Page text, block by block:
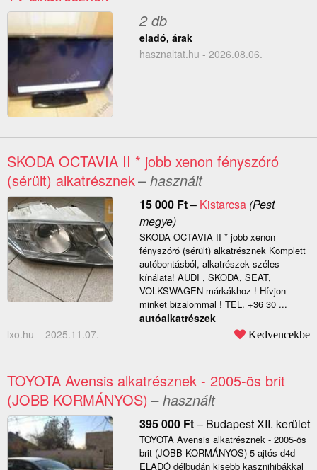
2 db
eladó, árak
hasznaltat.hu - 2026.08.06.
SKODA OCTAVIA II * jobb xenon fényszóró
(sérült) alkatrésznek– használt
15 000 Ft– Kistarcsa(Pest
megye)
SKODA OCTAVIA II * jobb xenon
fényszóró (sérült) alkatrésznek Komplett
autóbontásból, alkatrészek széles
kínálata! AUDI , SKODA, SEAT,
VOLKSWAGEN márkákhoz ! Hívjon
minket bizalommal ! TEL. +36 30 ...
autóalkatrészek
lxo.hu – 2025.11.07. Kedvencekbe
TOYOTA Avensis alkatrésznek - 2005-ös brit
(JOBB KORMÁNYOS) – használt
395 000 Ft– Budapest XII. kerület
TOYOTA Avensis alkatrésznek - 2005-ös
brit (JOBB KORMÁNYOS) 5 ajtós d4d
ELADÓ délbudán kisebb kasznihibákkal